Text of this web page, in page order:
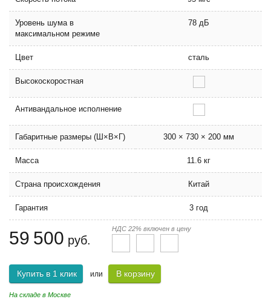
Уровень шума в
максимальном режиме
78 дБ
Цвет сталь
Высокоскоростная
Антивандальное исполнение
Габаритные размеры (Ш×В×Г) 300 × 730 × 200 мм
Масса 11.6 кг
Страна происхождения Китай
Гарантия 3 год
59 500 руб.
НДС 22% включен в цену
Купить в 1 клик или В корзину
На складе в Москве